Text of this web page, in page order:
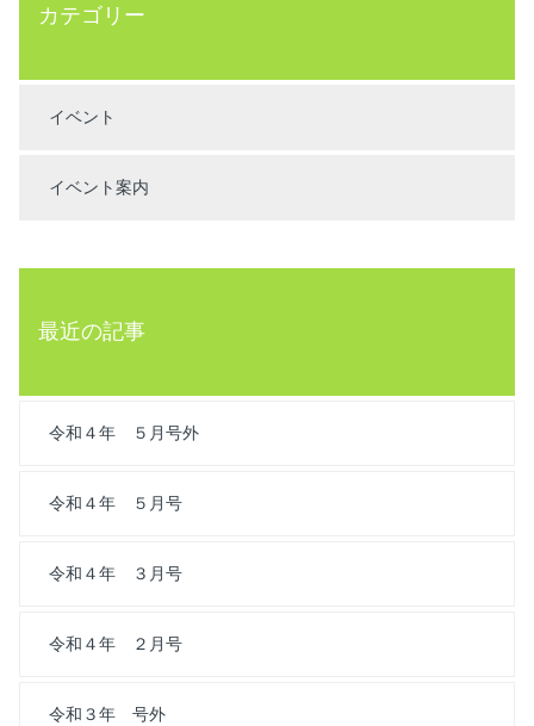
カテゴリー
イベント
イベント案内
最近の記事
令和４年 ５月号外
令和４年 ５月号
令和４年 ３月号
令和４年 ２月号
令和３年 号外